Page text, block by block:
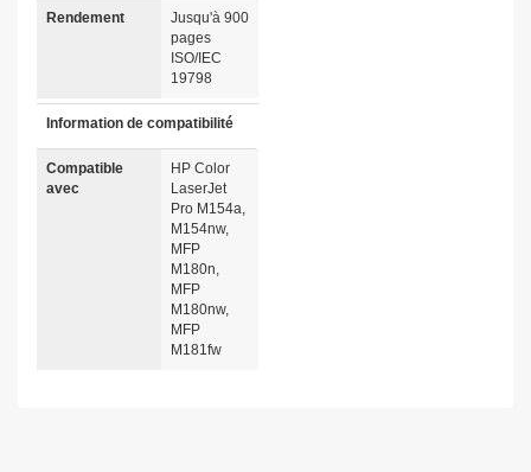
Rendement
Jusqu'à 900
pages
ISO/IEC
19798
Information de compatibilité
Compatible
avec
HP Color
LaserJet
Pro M154a,
M154nw,
MFP
M180n,
MFP
M180nw,
MFP
M181fw